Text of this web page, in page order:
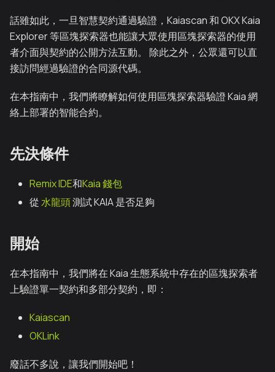
話雖如此，一旦智慧契約通過驗證，Kaiascan 和 OKX Kaia
Explorer 等區塊探索器也能讓大眾使用區塊探索器的使用
者介面與契約的公開方法互動。 除此之外，公眾還可以直
接訪問經過驗證的合同源代碼。
在本指南中，我們將瞭解如何使用區塊探索器驗證 Kaia 網
絡上部署的智能合約。
先決條件
Remix IDE和Kaia 錢包
從水龍頭測試 KAIA 是否足夠
開始
在本指南中，我們將在 Kaia 生態系統中存在的區塊探索者
上驗證單一契約和多部分契約，即：
Kaiascan
OKLink
廢話不多說，讓我們開始吧！